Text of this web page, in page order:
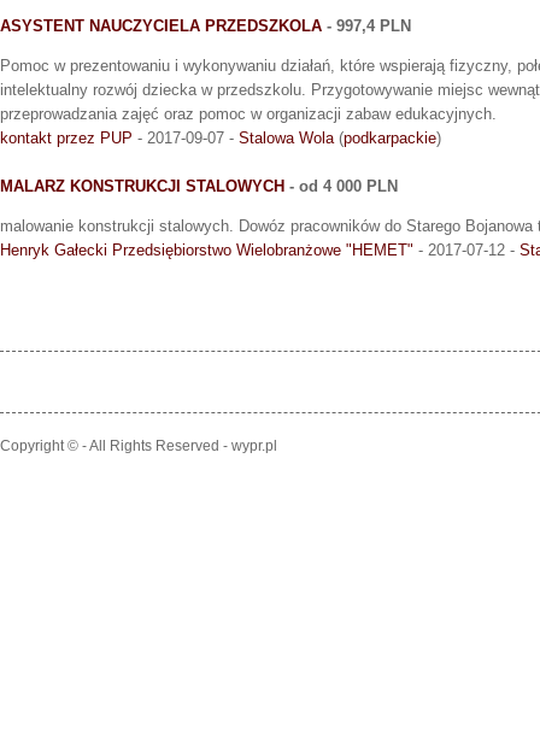
ASYSTENT NAUCZYCIELA PRZEDSZKOLA - 997,4 PLN
Pomoc w prezentowaniu i wykonywaniu działań, które wspierają fizyczny,
intelektualny rozwój dziecka w przedszkolu. Przygotowywanie miejsc
przeprowadzania zajęć oraz pomoc w organizacji zabaw edukacyjnych.
kontakt przez PUP - 2017-09-07 - Stalowa Wola (podkarpackie)
MALARZ KONSTRUKCJI STALOWYCH - od 4 000 PLN
malowanie konstrukcji stalowych. Dowóz pracowników do Starego
Henryk Gałecki Przedsiębiorstwo Wielobranżowe "HEMET" - 2017-07-12 -
Copyright © - All Rights Reserved - wypr.pl